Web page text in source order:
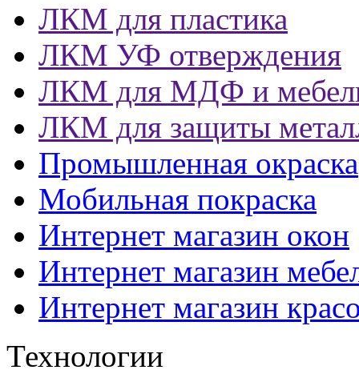
ЛКМ для пластика
ЛКМ УФ отверждения
ЛКМ для МДФ и
ЛКМ для защиты
Промышленная окраска
Мобильная покраска
Интернет магазин окон
Интернет магазин
Интернет магазин
Технологии